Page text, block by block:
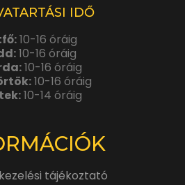
IDŐ
10-16 óráig
10-16 óráig
10-16 óráig
10-16 óráig
10-14 óráig
tájékoztató